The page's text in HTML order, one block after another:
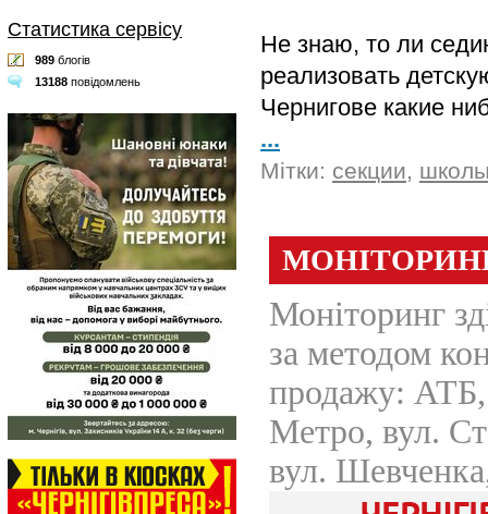
Не знаю, то ли
реализовать
Чернигове какие
...
Мітки: секции,
Статистика сервісу
989 блогів
13188 повідомлень